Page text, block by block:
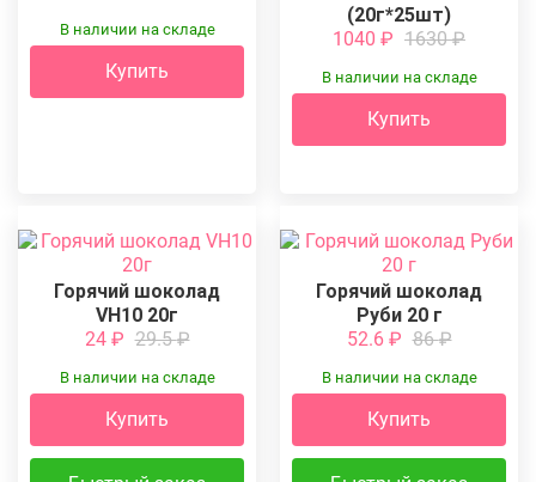
В наличии на складе
Купить
(20г*25шт)
1040 ₽ 1630₽
В наличии на складе
Купить
Горячий шоколад
VH10 20г
24 ₽ 29.5₽
В наличии на складе
Купить
Горячий шоколад
Руби 20 г
52.6 ₽ 86₽
В наличии на складе
Купить